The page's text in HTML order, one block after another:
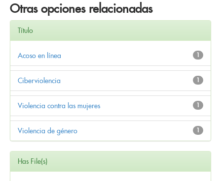
Otras opciones relacionadas
Título
1
Acoso en línea
1
Ciberviolencia
1
Violencia contra las mujeres
1
Violencia de género
Has File(s)